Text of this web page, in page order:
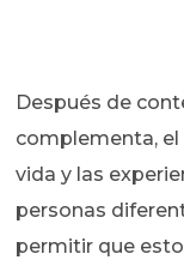
Después de
complementa, el
vida y las
personas
permitir que